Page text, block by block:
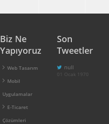
Biz Ne
Yapıyoruz
Web Tasarım
Mobil
Uygulamalar
E-Ticaret
Çözümleri
Son
Tweetler
null
01 Ocak 1970